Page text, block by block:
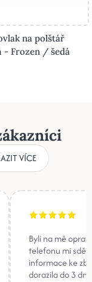
na polštář
- Frozen / šedá
VÍCE
Byli na mě
telefonu mi
informace ke
dorazila do 3